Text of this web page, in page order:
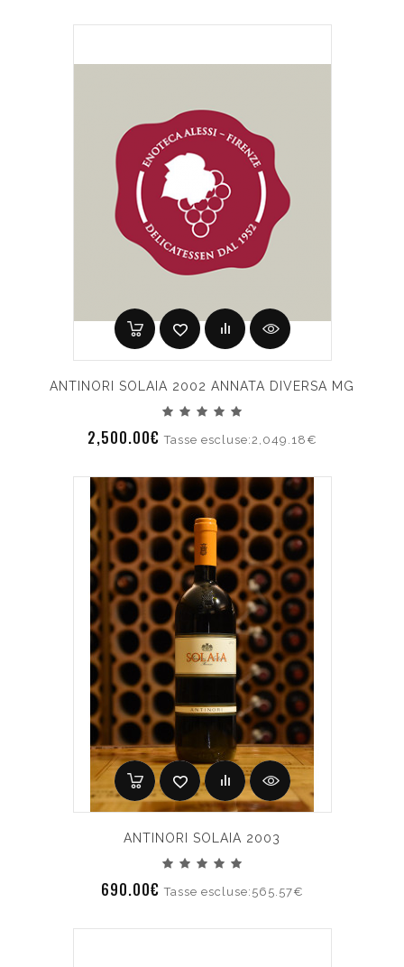
ANTINORI SOLAIA 2002 ANNATA DIVERSA MG
2,500.00€Tasse escluse:2,049.18€
ANTINORI SOLAIA 2003
690.00€Tasse escluse:565.57€